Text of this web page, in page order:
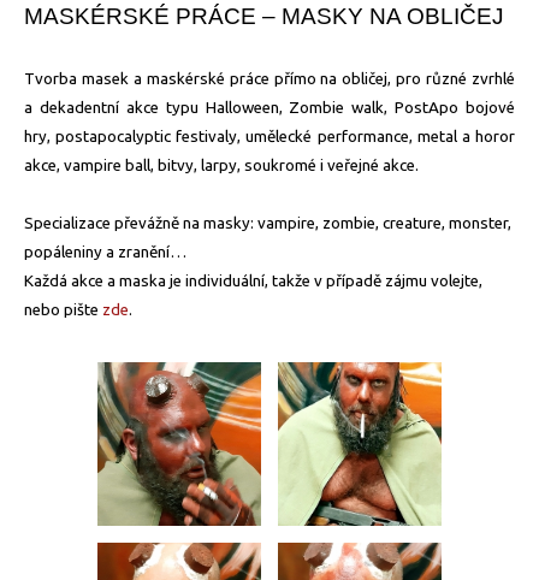
MASKÉRSKÉ PRÁCE – MASKY NA OBLIČEJ
Tvorba masek a maskérské práce přímo na obličej, pro různé zvrhlé
a dekadentní akce typu Halloween, Zombie walk, PostApo bojové
hry, postapocalyptic festivaly, umělecké performance, metal a horor
akce, vampire ball, bitvy, larpy, soukromé i veřejné akce.
Specializace převážně na masky: vampire, zombie, creature, monster,
popáleniny a zranění…
Každá akce a maska je individuální, takže v případě zájmu volejte,
nebo pište zde.